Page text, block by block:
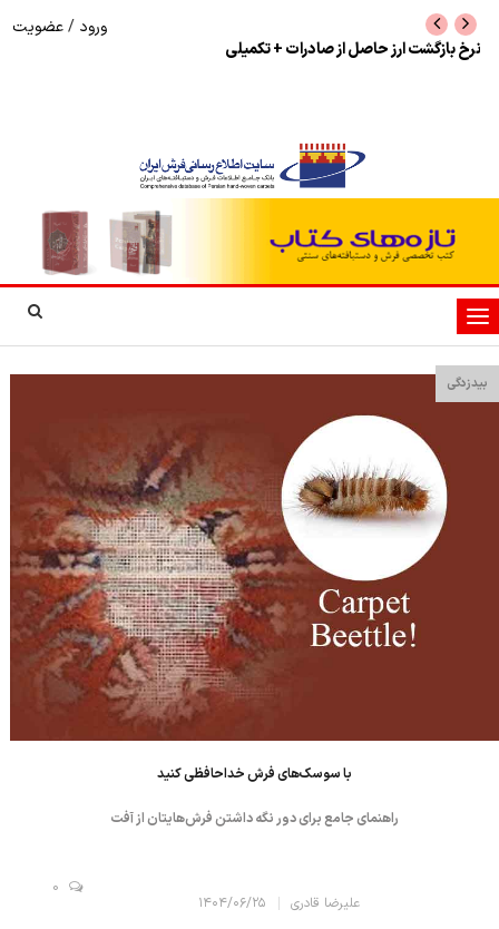
نرخ بازگشت ارز حاصل از صادرات + تکمیلی
ورود /عضویت
تغییر
وضعیت
ناوبری
بیدزدگی
با سوسک‌های فرش خداحافظی کنید
راهنمای جامع برای دور نگه داشتن فرش‌هایتان از آفت
علیرضا قادری ۱۴۰۴/۰۶/۲۵
0